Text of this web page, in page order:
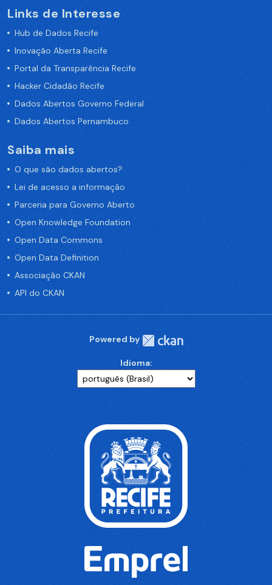
Links de Interesse
Hub de Dados Recife
Inovação Aberta Recife
Portal da Transparência Recife
Hacker Cidadão Recife
Dados Abertos Governo Federal
Dados Abertos Pernambuco
Saiba mais
O que são dados abertos?
Lei de acesso a informação
Parceria para Governo Aberto
Open Knowledge Foundation
Open Data Commons
Open Data Definition
Associação CKAN
API do CKAN
Powered by
Idioma